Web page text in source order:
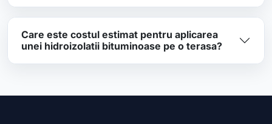
Care este costul estimat pentru aplicarea
unei hidroizolatii bituminoase pe o terasa?